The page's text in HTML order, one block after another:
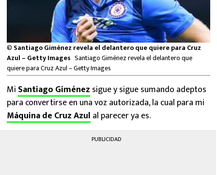
© Santiago Giménez revela el delantero que quiere para Cruz
Azul – Getty Images Santiago Giménez revela el delantero que
quiere para Cruz Azul – Getty Images
Mi Santiago Giménez sigue y sigue sumando adeptos
para convertirse en una voz autorizada, la cual para mi
Máquina de Cruz Azul al parecer ya es.
PUBLICIDAD